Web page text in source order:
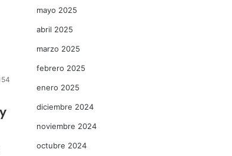
mayo 2025
abril 2025
marzo 2025
febrero 2025
enero 2025
diciembre 2024
noviembre 2024
octubre 2024